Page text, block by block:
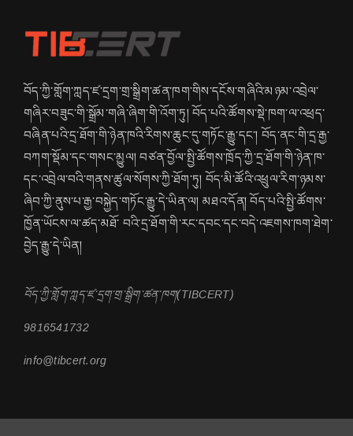
བོད་ཀྱི་གློག་ཀླད་ཛ་དྲག་གྲ་སྒྲིག་ཚན་ཁག་གིས་དངོས་གཞིའི་མཉམ་འབྲེལ་
གཞིར་བཟུང་གི་སྒྲོམ་གཞི་ཞིག་གི་འོག་ཏུ། བོད་པའི་ཚོགས་སྡེ་ཁག་ལ་འཕྲད་
བཞིན་པའི་དྲ་ཐོག་གི་ཉེན་ཁའི་རིགས་ཆུང་དུ་གཏོང་རྒྱུ་དང་། བོད་ནང་གི་དྲ་རྒྱ་
བཀག་སྡོམ་དང་གསང་མྱུལ། བཙན་བྱོལ་སྤྱི་ཚོགས་ཁྲོད་ཀྱི་དྲ་ཐོག་གི་ཉེན་ཁ་
དང་འབྲེལ་བའི་གནས་ཚུལ་སོགས་ཀྱི་ཐོག་ཏུ། བོད་མི་ཚོའི་འཕྲུལ་རིག་ཉམས་
ཞིབ་ཀྱི་ནུས་པ་རྒྱ་བསྐྱེད་གཏོང་རྒྱུ་དེ་ཡིན་ལ། མཐའ་དོན། བོད་པའི་སྤྱི་ཚོགས་
ཁྱོན་ཡོངས་ལ་ཚད་མཐོ་ བའི་དྲ་ཐོག་གི་རང་དབང་དང་བདེ་འཇགས་ཁག་ཐེག་
བྱེད་རྒྱུ་དེ་ཡིན།
བོད་ཀྱི་གློག་ཀླད་ཛ་དྲག་གྲ་སྒྲིག་ཚན་ཁག(TIBCERT)
9816541732
info@tibcert.org